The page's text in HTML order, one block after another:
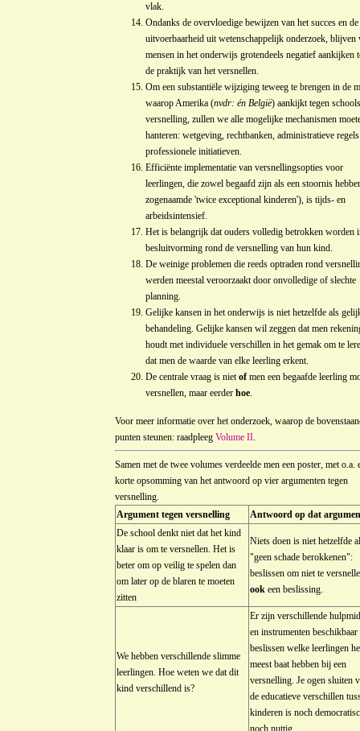
vlak.
Ondanks de overvloedige bewijzen van het succes en de
uitvoerbaarheid uit wetenschappelijk onderzoek, blijven
mensen in het onderwijs grotendeels negatief aankijken
de praktijk van het versnellen.
Om een substantiële wijziging teweeg te brengen in de
waarop Amerika (nvdr: én België) aankijkt tegen
versnelling, zullen we alle mogelijke mechanismen
hanteren: wetgeving, rechtbanken, administratieve
professionele initiatieven.
Efficiënte implementatie van versnellingsopties voor
leerlingen, die zowel begaafd zijn als een stoornis
zogenaamde 'twice exceptional kinderen'), is tijds- en
arbeidsintensief.
Het is belangrijk dat ouders volledig betrokken worden
besluitvorming rond de versnelling van hun kind.
De weinige problemen die reeds optraden rond
werden meestal veroorzaakt door onvolledige of slechte
planning.
Gelijke kansen in het onderwijs is niet hetzelfde als
behandeling. Gelijke kansen wil zeggen dat men
houdt met individuele verschillen in het gemak om te
dat men de waarde van elke leerling erkent.
De centrale vraag is nietofmen een begaafde leerling
versnellen, maar eerder hoe.
Voor meer informatie over het onderzoek, waarop de
punten steunen: raadpleeg Volume II.
Samen met de twee volumes verdeelde men een poster, met o.a.
korte opsomming van het antwoord op vier argumenten tegen
versnelling.
Argument tegen versnelling
Antwoord op dat
De school denkt niet dat het kind
klaar is om te versnellen. Het is
beter om op veilig te spelen dan
om later op de blaren te moeten
zitten
Niets doen is niet hetzelfde
"geen schade berokkenen":
beslissen om niet te
ook een beslissing.
We hebben verschillende slimme
leerlingen. Hoe weten we dat dit
kind verschillend is?
Er zijn verschillende
en instrumenten beschikbaar
beslissen welke leerlingen
meest baat hebben bij een
versnelling. Je ogen sluiten
de educatieve verschillen
kinderen is noch
noch nuttig.